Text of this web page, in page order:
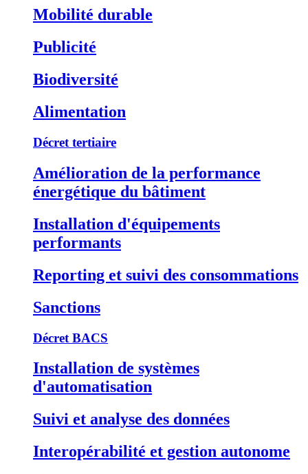
Mobilité durable
Publicité
Biodiversité
Alimentation
Décret tertiaire
Amélioration de la performance
énergétique du bâtiment
Installation d'équipements
performants
Reporting et suivi des consommations
Sanctions
Décret BACS
Installation de systèmes
d'automatisation
Suivi et analyse des données
Interopérabilité et gestion autonome